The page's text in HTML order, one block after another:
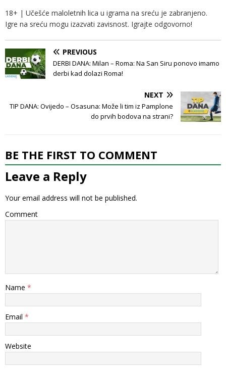
18+ | Učešće maloletnih lica u igrama na sreću je zabranjeno.
Igre na sreću mogu izazvati zavisnost. Igrajte odgovorno!
PREVIOUS
DERBI DANA: Milan – Roma: Na San Siru ponovo imamo
derbi kad dolazi Roma!
NEXT
TIP DANA: Ovijedo – Osasuna: Može li tim iz Pamplone
do prvih bodova na strani?
BE THE FIRST TO COMMENT
Leave a Reply
Your email address will not be published.
Comment
Name *
Email *
Website